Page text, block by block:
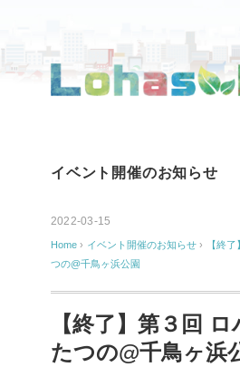
イベント開催のお知らせ
2022-03-15
Home › イベント開催のお知らせ ›
【終
つの@千鳥ヶ浜公園
【終了】第３回
たつの@千鳥ヶ浜